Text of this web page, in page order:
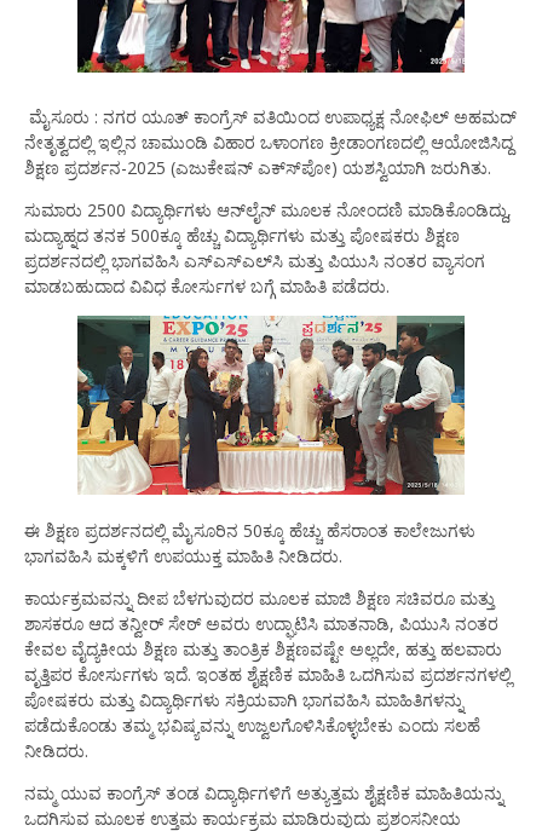
ಮೈಸೂರು : ನಗರ ಯೂತ್ ಕಾಂಗ್ರೆಸ್ ವತಿಯಿಂದ ಉಪಾಧ್ಯಕ್ಷ ನೋಫಿಲ್ ಅಹಮದ್
ನೇತೃತ್ವದಲ್ಲಿ ಇಲ್ಲಿನ ಚಾಮುಂಡಿ ವಿಹಾರ ಒಳಾಂಗಣ ಕ್ರೀಡಾಂಗಣದಲ್ಲಿ ಆಯೋಜಿಸಿದ್ದ
ಶಿಕ್ಷಣ ಪ್ರದರ್ಶನ-2025 (ಎಜುಕೇಷನ್ ಎಕ್ಸ್‍ಪೋ) ಯಶಸ್ವಿಯಾಗಿ ಜರುಗಿತು.
ಸುಮಾರು 2500 ವಿದ್ಯಾರ್ಥಿಗಳು ಆನ್‍ಲೈನ್ ಮೂಲಕ ನೋಂದಣಿ ಮಾಡಿಕೊಂಡಿದ್ದು,
ಮದ್ಯಾಹ್ನದ ತನಕ 500ಕ್ಕೂ ಹೆಚ್ಚು ವಿದ್ಯಾರ್ಥಿಗಳು ಮತ್ತು ಪೋಷಕರು ಶಿಕ್ಷಣ
ಪ್ರದರ್ಶನದಲ್ಲಿ ಭಾಗವಹಿಸಿ ಎಸ್‍ಎಸ್‍ಎಲ್‍ಸಿ ಮತ್ತು ಪಿಯುಸಿ ನಂತರ ವ್ಯಾಸಂಗ
ಮಾಡಬಹುದಾದ ವಿವಿಧ ಕೋರ್ಸುಗಳ ಬಗ್ಗೆ ಮಾಹಿತಿ ಪಡೆದರು.
ಈ ಶಿಕ್ಷಣ ಪ್ರದರ್ಶನದಲ್ಲಿ ಮೈಸೂರಿನ 50ಕ್ಕೂ ಹೆಚ್ಚು ಹೆಸರಾಂತ ಕಾಲೇಜುಗಳು
ಭಾಗವಹಿಸಿ ಮಕ್ಕಳಿಗೆ ಉಪಯುಕ್ತ ಮಾಹಿತಿ ನೀಡಿದರು.
ಕಾರ್ಯಕ್ರಮವನ್ನು ದೀಪ ಬೆಳಗುವುದರ ಮೂಲಕ ಮಾಜಿ ಶಿಕ್ಷಣ ಸಚಿವರೂ ಮತ್ತು
ಶಾಸಕರೂ ಆದ ತನ್ವೀರ್ ಸೇಠ್ ಅವರು ಉದ್ಘಾಟಿಸಿ ಮಾತನಾಡಿ, ಪಿಯುಸಿ ನಂತರ
ಕೇವಲ ವೈದ್ಯಕೀಯ ಶಿಕ್ಷಣ ಮತ್ತು ತಾಂತ್ರಿಕ ಶಿಕ್ಷಣವಷ್ಟೇ ಅಲ್ಲದೇ, ಹತ್ತು ಹಲವಾರು
ವೃತ್ತಿಪರ ಕೋರ್ಸುಗಳು ಇದೆ. ಇಂತಹ ಶೈಕ್ಷಣಿಕ ಮಾಹಿತಿ ಒದಗಿಸುವ ಪ್ರದರ್ಶನಗಳಲ್ಲಿ
ಪೋಷಕರು ಮತ್ತು ವಿದ್ಯಾರ್ಥಿಗಳು ಸಕ್ರಿಯವಾಗಿ ಭಾಗವಹಿಸಿ ಮಾಹಿತಿಗಳನ್ನು
ಪಡೆದುಕೊಂಡು ತಮ್ಮ ಭವಿಷ್ಯವನ್ನು ಉಜ್ವಲಗೊಳಿಸಿಕೊಳ್ಳಬೇಕು ಎಂದು ಸಲಹೆ
ನೀಡಿದರು.
ನಮ್ಮ ಯುವ ಕಾಂಗ್ರೆಸ್ ತಂಡ ವಿದ್ಯಾರ್ಥಿಗಳಿಗೆ ಅತ್ಯುತ್ತಮ ಶೈಕ್ಷಣಿಕ ಮಾಹಿತಿಯನ್ನು
ಒದಗಿಸುವ ಮೂಲಕ ಉತ್ತಮ ಕಾರ್ಯಕ್ರಮ ಮಾಡಿರುವುದು ಪ್ರಶಂಸನೀಯ